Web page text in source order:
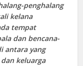
penghalang
kelana
tempat
dan bencana-
antara yang
keluarga